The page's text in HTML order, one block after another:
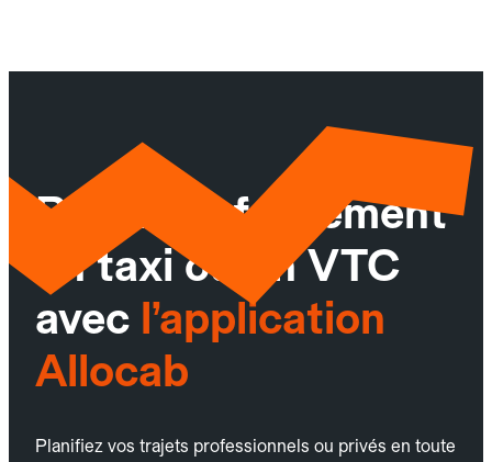
Réservez facilement
un taxi ou un VTC
avec l’application
Allocab
Planifiez vos trajets professionnels ou privés en toute